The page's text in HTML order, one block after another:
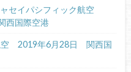
セイパシフィック航空
西国際空港
空 2019年6月28日 関西国